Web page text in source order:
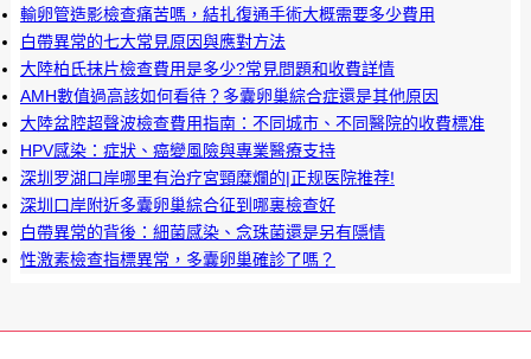
輸卵管造影檢查痛苦嗎，結扎復通手術大概需要多少費用
白帶異常的七大常見原因與應對方法
大陸柏氏抹片檢查費用是多少?常見問題和收費詳情
AMH數值過高該如何看待？多囊卵巢綜合症還是其他原因
大陸盆腔超聲波檢查費用指南：不同城市、不同醫院的收費標准
HPV感染：症狀、癌變風險與專業醫療支持
深圳罗湖口岸哪里有治疗宮頸糜爛的|正规医院推荐!
深圳口岸附近多囊卵巢綜合征到哪裏檢查好
白帶異常的背後：細菌感染、念珠菌還是另有隱情
性激素檢查指標異常，多囊卵巢確診了嗎？